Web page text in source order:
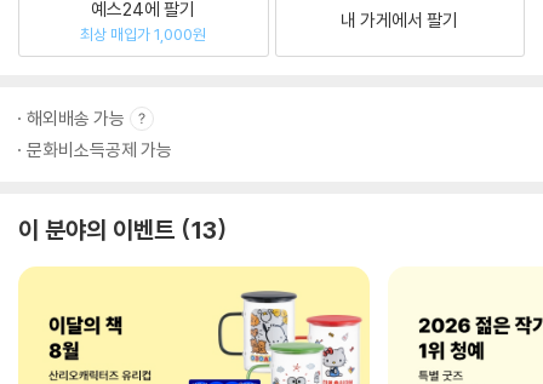
예스24에 팔기
최상 매입가 1,000원
내 가게에서 팔기
해외배송 가능
문화비소득공제 가능
이 분야의 이벤트 13